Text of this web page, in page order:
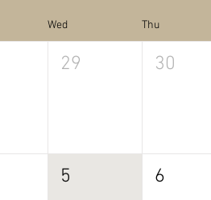
Wed Thu
29 30
5 6